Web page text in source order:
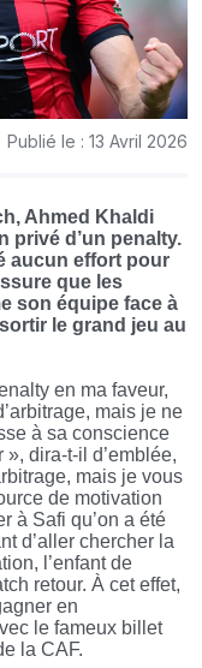
Publié le : 13 Avril 2026
Ahmed Khaldi
privé d’un penalty.
aucun effort pour
que les
son équipe face à
le grand jeu au
en ma faveur,
mais je ne
à sa conscience
dira-t-il d’emblée,
mais je vous
de motivation
à Safi qu’on a été
d’aller chercher la
l’enfant de
retour. À cet effet,
en
le fameux billet
la CAF.